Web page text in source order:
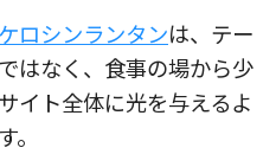
ケロシンランタンは、テー
はなく、食事の場から少
イト全体に光を与えるよ